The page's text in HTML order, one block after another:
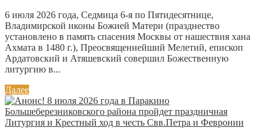
6 июля 2026 года, Седмица 6-я по Пятидесятнице,
Владимирской иконы Божией Матери (празднество
установлено в память спасения Москвы от нашествия хана
Ахмата в 1480 г.), Преосвященнейший Мелетий, епископ
Ардатовский и Атяшевский совершил Божественную
литургию в...
Далее